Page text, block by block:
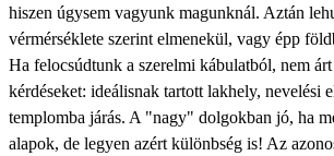
hiszen úgysem vagyunk magunknál. Aztán
vérmérséklete szerint elmenekül, vagy épp
Ha felocsúdtunk a szerelmi kábulatból, nem
kérdéseket: ideálisnak tartott lakhely, nevelési
templomba járás. A "nagy" dolgokban jó, ha
alapok, de legyen azért különbség is! Az